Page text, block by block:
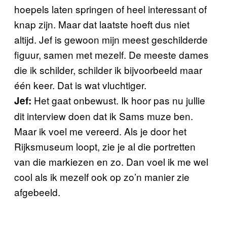
hoepels laten springen of heel interessant of
knap zijn. Maar dat laatste hoeft dus niet
altijd. Jef is gewoon mijn meest geschilderde
figuur, samen met mezelf. De meeste dames
die ik schilder, schilder ik bijvoorbeeld maar
één keer. Dat is wat vluchtiger.
Jef: Het gaat onbewust. Ik hoor pas nu jullie
dit interview doen dat ik Sams muze ben.
Maar ik voel me vereerd. Als je door het
Rijksmuseum loopt, zie je al die portretten
van die markiezen en zo. Dan voel ik me wel
cool als ik mezelf ook op zo’n manier zie
afgebeeld.